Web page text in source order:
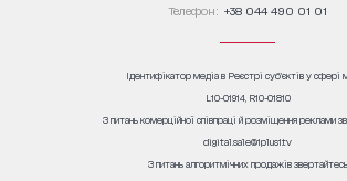
Телефон: +38 044 490 01 01
Ідентифікатор медіа в Реєстрі суб’єктів у сфері
L10-01914, R10-01810
З питань комерційної співпраці й розміщення реклами
digital.sale@1plus1.tv
З питань алгоритмічних продажів звертайтесь